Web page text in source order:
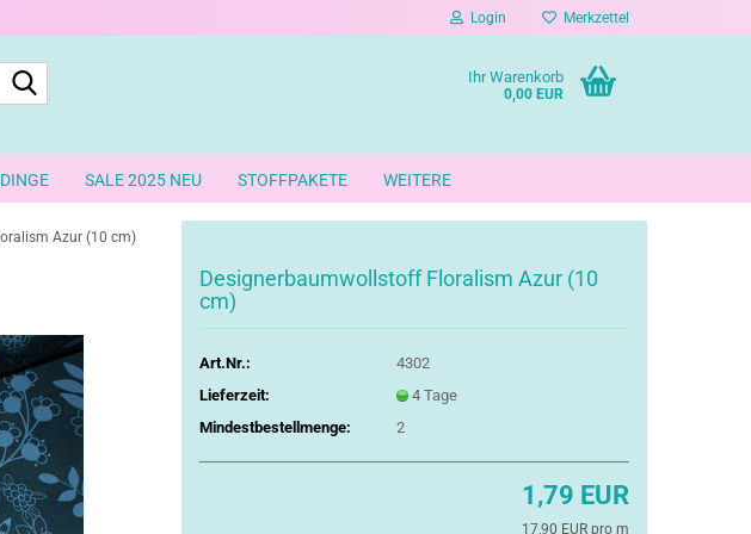
Login Merkzettel
Ihr Warenkorb
0,00 EUR
SALE 2025 NEU STOFFPAKETE WEITERE
Azur (10 cm)
Designerbaumwollstoff Floralism Azur (10
cm)
Art.Nr.:
4302
Lieferzeit:
4 Tage
Mindestbestellmenge:
2
1,79 EUR
17,90 EUR pro m